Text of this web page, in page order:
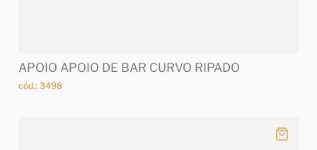
APOIO APOIO DE BAR CURVO RIPADO
cód.: 3498